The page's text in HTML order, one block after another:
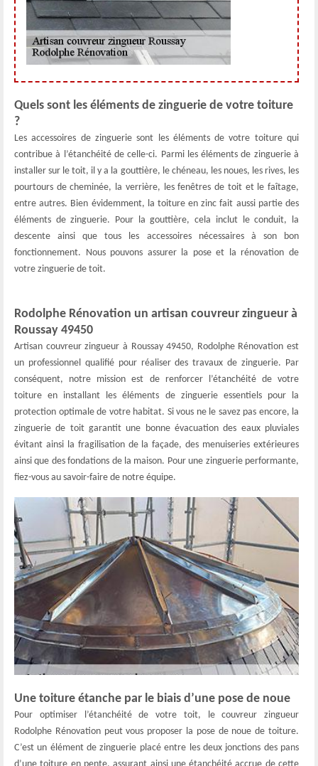
Quels sont les éléments de zinguerie de votre toiture
?
Les accessoires de zinguerie sont les éléments de votre toiture qui
contribue à l’étanchéité de celle-ci. Parmi les éléments de zinguerie à
installer sur le toit, il y a la gouttière, le chéneau, les noues, les rives, les
pourtours de cheminée, la verrière, les fenêtres de toit et le faîtage,
entre autres. Bien évidemment, la toiture en zinc fait aussi partie des
éléments de zinguerie. Pour la gouttière, cela inclut le conduit, la
descente ainsi que tous les accessoires nécessaires à son bon
fonctionnement. Nous pouvons assurer la pose et la rénovation de
votre zinguerie de toit.
Rodolphe Rénovation un artisan couvreur zingueur à
Roussay 49450
Artisan couvreur zingueur à Roussay 49450, Rodolphe Rénovation est
un professionnel qualifié pour réaliser des travaux de zinguerie. Par
conséquent, notre mission est de renforcer l’étanchéité de votre
toiture en installant les éléments de zinguerie essentiels pour la
protection optimale de votre habitat. Si vous ne le savez pas encore, la
zinguerie de toit garantit une bonne évacuation des eaux pluviales
évitant ainsi la fragilisation de la façade, des menuiseries extérieures
ainsi que des fondations de la maison. Pour une zinguerie performante,
fiez-vous au savoir-faire de notre équipe.
Une toiture étanche par le biais d’une pose de noue
Pour optimiser l’étanchéité de votre toit, le couvreur zingueur
Rodolphe Rénovation peut vous proposer la pose de noue de toiture.
C’est un élément de zinguerie placé entre les deux jonctions des pans
d’une toiture en pente, assurant ainsi une étanchéité accrue de cette